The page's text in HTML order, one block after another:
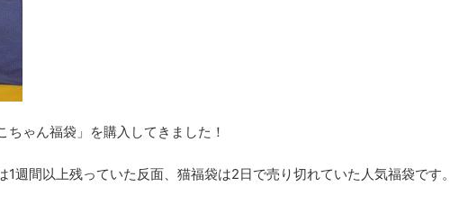
ゃん福袋」を購入してきました！
週間以上残っていた反面、猫福袋は2日で売り切れていた人気福袋です。